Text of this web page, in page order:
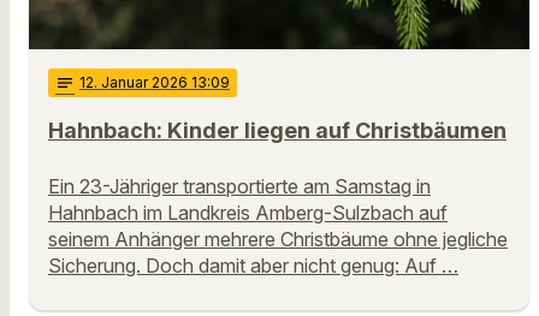
notes 12. Januar 2026 13:09
Hahnbach: Kinder liegen auf Christbäumen
Ein 23-Jähriger transportierte am Samstag in
Hahnbach im Landkreis Amberg-Sulzbach auf
seinem Anhänger mehrere Christbäume ohne jegliche
Sicherung. Doch damit aber nicht genug: Auf …